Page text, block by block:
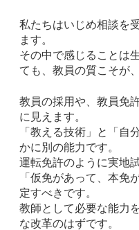
私たちはいじめ相談を
ます。
その中で感じることは
ても、教員の質こそが
教員の採用や、教員免
に見えます。
「教える技術」と「自
かに別の能力です。
運転免許のように実地
「仮免があって、本免
定すべきです。
教師として必要な能力
な改革のはずです。